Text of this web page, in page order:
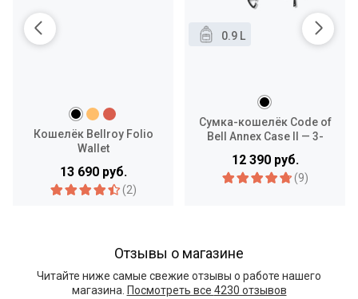
Кошелёк Bellroy Folio
Wallet
13 690 руб.
(2)
0.9 L
Сумка-кошелёк Code of
Bell Annex Case II — 3-
12 390 руб.
(9)
Отзывы о магазине
Читайте ниже самые свежие отзывы о работе нашего
магазина. Посмотреть все 4230 отзывов